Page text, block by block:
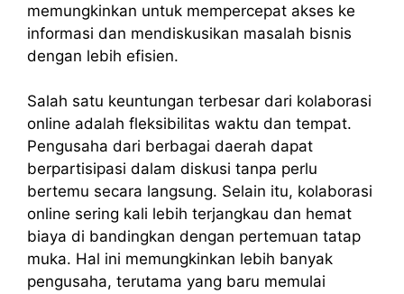
memungkinkan untuk mempercepat akses ke
informasi dan mendiskusikan masalah bisnis
dengan lebih efisien.
Salah satu keuntungan terbesar dari kolaborasi
online adalah fleksibilitas waktu dan tempat.
Pengusaha dari berbagai daerah dapat
berpartisipasi dalam diskusi tanpa perlu
bertemu secara langsung. Selain itu, kolaborasi
online sering kali lebih terjangkau dan hemat
biaya di bandingkan dengan pertemuan tatap
muka. Hal ini memungkinkan lebih banyak
pengusaha, terutama yang baru memulai